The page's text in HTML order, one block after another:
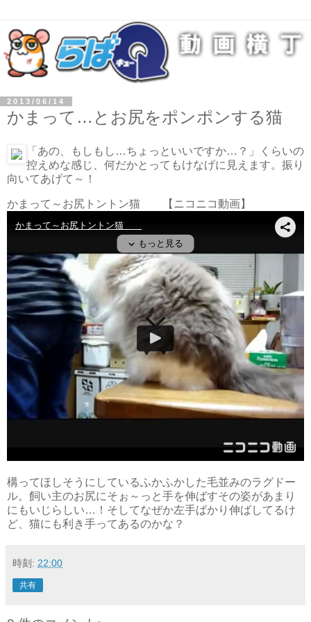
2013/06/14
かまって…とお尻をポンポンする猫
「あの、もしもし…ちょっといいですか…？」くらいの
控えめな感じ、何だかとってもけなげに見えます。振り
向いてあげて～！
かまって～お尻トントン猫 【ニコニコ動画】
構ってほしそうにしているふかふかした毛並みのラグドー
ル。飼い主のお尻にそぉ～っと手を伸ばすその姿があまり
にもいじらしい…！そしてなぜか左手ばかり伸ばしてるけ
ど、猫にも利き手ってあるのかな？
時刻: 22:00
共有